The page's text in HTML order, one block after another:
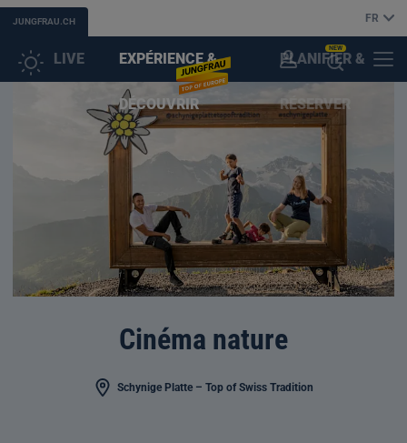
JUNGFRAU.CH FR
LIVE EXPÉRIENCE &
DÉCOUVRIR
PLANIFIER &
RÉSERVER
NEW
Cinéma nature
Schynige Platte – Top of Swiss Tradition